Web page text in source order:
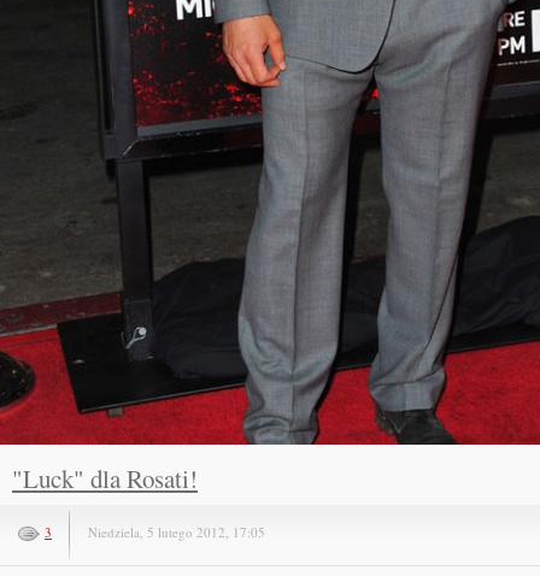
"Luck" dla Rosati!
3 Niedziela, 5 lutego 2012, 17:05